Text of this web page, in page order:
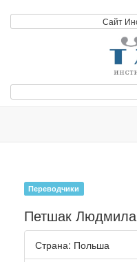
Сайт
Переводчики
Петшак Людмила
Страна: Польша